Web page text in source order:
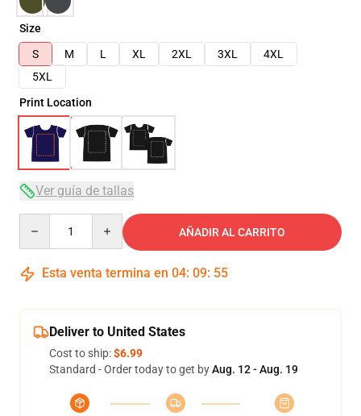
Size
S
M L XL 2XL 3XL
4XL
5XL
Print Location
Ver guía de tallas
AÑADIR AL CARRITO
Esta venta termina en 04: 09: 54
Deliver to United States
Cost to ship:$6.99
Standard - Order today to get byAug. 12 - Aug. 19